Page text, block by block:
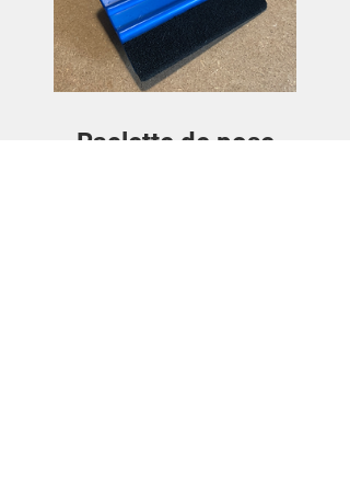
Raclette de pose